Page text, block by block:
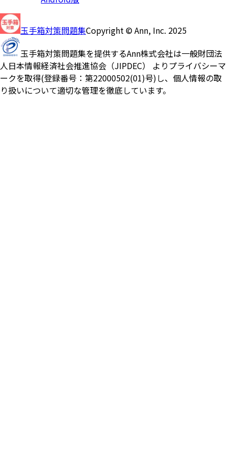
玉手箱対策問題集Copyright © Ann, Inc. 2025
玉手箱対策問題集を提供するAnn株式会社は一般財団法
人日本情報経済社会推進協会（JIPDEC） よりプライバシーマ
ークを取得(登録番号：第22000502(01)号)し、個人情報の取
り扱いについて適切な管理を徹底しています。